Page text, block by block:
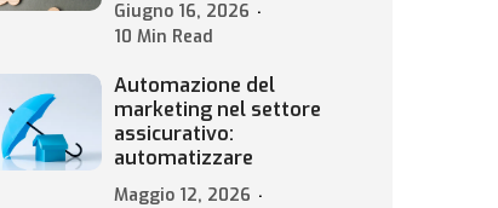
Giugno 16, 2026
10 Min Read
Automazione del
marketing nel settore
assicurativo:
automatizzare
Maggio 12, 2026